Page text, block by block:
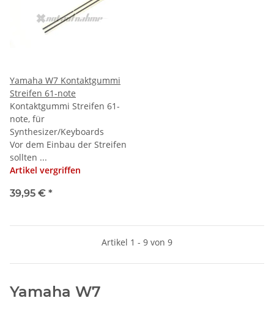
Yamaha W7 Kontaktgummi
Streifen 61-note
Kontaktgummi Streifen 61-
note, für
Synthesizer/Keyboards
Vor dem Einbau der Streifen
sollten ...
Artikel vergriffen
39,95 € *
Artikel 1 - 9 von 9
Yamaha W7